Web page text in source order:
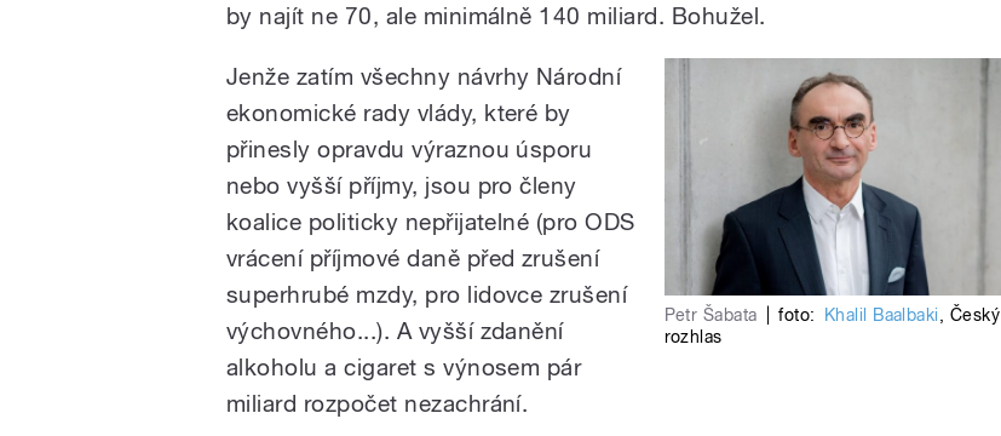
by najít ne 70, ale minimálně 140 miliard. Bohužel.
Petr Šabata foto: Khalil Baalbaki, Český
rozhlas
Jenže zatím všechny návrhy Národní
ekonomické rady vlády, které by
přinesly opravdu výraznou úsporu
nebo vyšší příjmy, jsou pro členy
koalice politicky nepřijatelné (pro ODS
vrácení příjmové daně před zrušení
superhrubé mzdy, pro lidovce zrušení
výchovného...). A vyšší zdanění
alkoholu a cigaret s výnosem pár
miliard rozpočet nezachrání.